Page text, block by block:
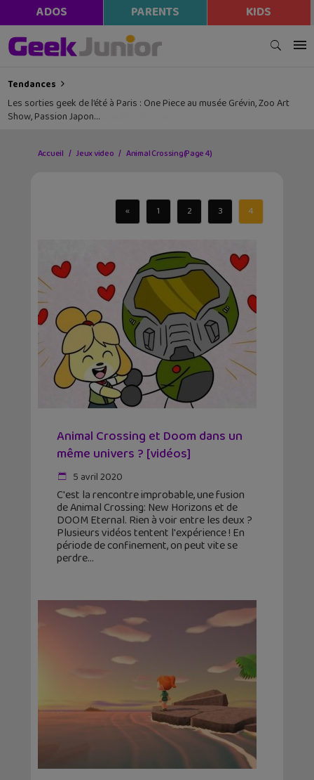
ADOS PARENTS KIDS
Tendances
Les sorties geek de l’été à Paris : One Piece au musée Grévin, Zoo Art
Show, Passion Japon…
Accueil Jeux video Animal Crossing(Page 4)
« 1 2 3 4
Animal Crossing et Doom dans un
même univers ? [vidéos]
5 avril 2020
C'est la rencontre improbable, une fusion
de Animal Crossing: New Horizons et de
DOOM Eternal. Rien à voir entre les deux ?
Plusieurs vidéos tentent l'expérience ! En
période de confinement, on peut vite se
perdre